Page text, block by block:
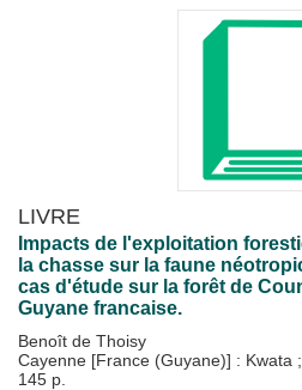
LIVRE
Impacts de l'exploitation
la chasse sur la faune
cas d'étude sur la forêt de
Guyane francaise.
Benoît de Thoisy
Cayenne [France (Guyane)] : Kwata ;
145 p.